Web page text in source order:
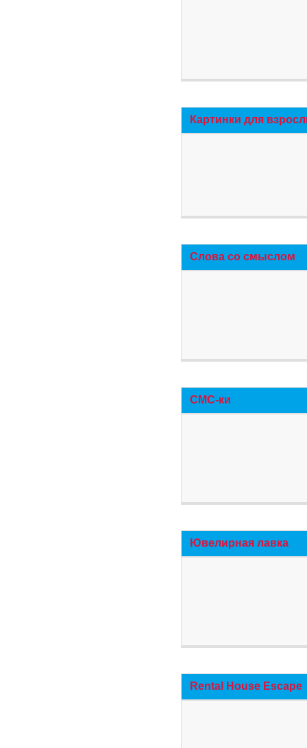
Картинки для
Слова со смыслом
СМС-ки
Ювелирная лавка
Rental House Escape